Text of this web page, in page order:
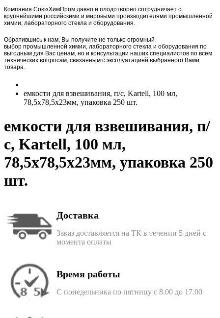
Компания СоюзХимПром давно и плодотворно сотрудничает с
крупнейшими российскими и мировыми производителями промышленной
химии, лабораторного стекла и оборудования.
Обратившись к нам, Вы получите не только огромный
выбор промышленной химии, лабораторного стекла и оборудования по
выгодным для Вас ценам, но и консультации наших специалистов по всем
технических вопросам, связанным с эксплуатацией выбранного Вами
товара.
емкости для взвешивания, п/с, Kartell, 100 мл,
78,5х78,5х23мм, упаковка 250 шт.
емкости для взвешивания, п/
с, Kartell, 100 мл,
78,5х78,5х23мм, упаковка 250
шт.
Доставка
Заказ доставляется на ТК в течении 5 дней с
момента оплаты
Время работы
С понедельника по пятницу с 8.00 до 17.00